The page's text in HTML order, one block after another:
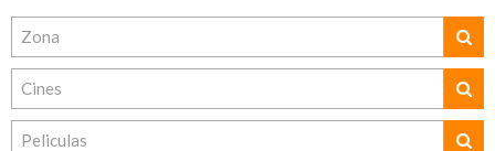
Zona
Cines
Peliculas